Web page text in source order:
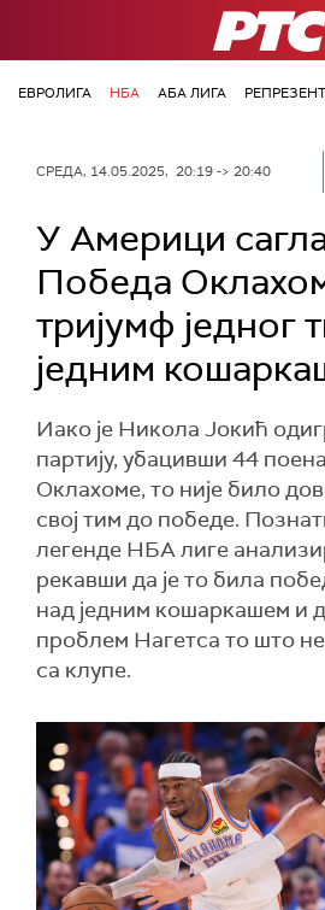
РТС
ЕВРОЛИГА НБА АБА ЛИГА
СРЕДА, 14.05.2025, 20:19 -> 20:40
У Америци
Победа
тријумф једног
једним
Иако је Никола Јокић
партију, убацивши 44
Оклахоме, то није било
свој тим до победе.
легенде НБА лиге
рекавши да је то била
над једним кошаркашем и
проблем Нагетса то што
са клупе.